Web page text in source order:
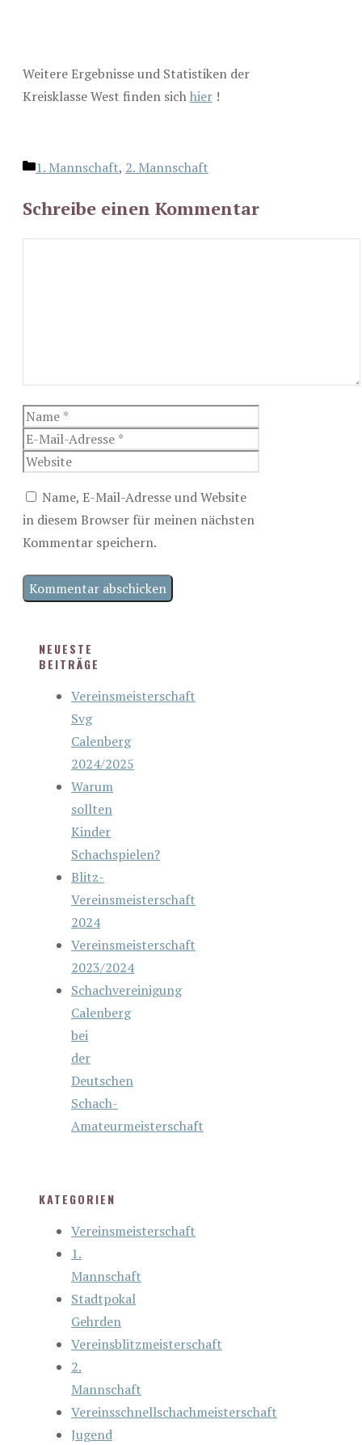
Weitere Ergebnisse und Statistiken der
Kreisklasse West finden sichhier !
Kategorien
1. Mannschaft, 2. Mannschaft
Schreibe einen Kommentar
Name
E-
Mail-
Website
Name, E-Mail-Adresse und Website
in diesem Browser für meinen nächsten
Kommentar speichern.
NEUESTE
BEITRÄGE
Vereinsmeisterschaft
Svg
Calenberg
2024/2025
Warum
sollten
Kinder
Schachspielen?
Blitz-
Vereinsmeisterschaft
2024
Vereinsmeisterschaft
2023/2024
Schachvereinigung
Calenberg
bei
der
Deutschen
Schach-
Amateurmeisterschaft
KATEGORIEN
Vereinsmeisterschaft
1.
Mannschaft
Stadtpokal
Gehrden
Vereinsblitzmeisterschaft
2.
Mannschaft
Vereinsschnellschachmeisterschaft
Jugend